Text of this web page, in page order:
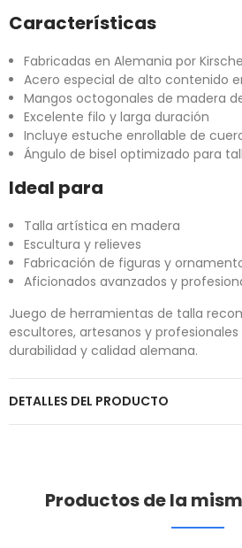
Características
Fabricadas en Alemania por
Acero especial de alto contenido
Mangos octogonales de madera
Excelente filo y larga duración
Incluye estuche enrollable de
Ángulo de bisel optimizado para
Ideal para
Talla artística en madera
Escultura y relieves
Fabricación de figuras y
Aficionados avanzados y
Juego de herramientas de talla
escultores, artesanos y
durabilidad y calidad alemana.
DETALLES DEL PRODUCTO
Productos de la